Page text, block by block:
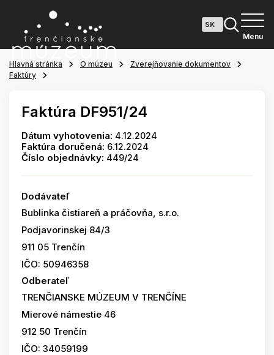
Menu
Hlavná stránka O múzeu
Zverejňovanie dokumentov
Faktúry
Faktúra DF951/24
Dátum vyhotovenia: 4.12.2024
Faktúra doručená: 6.12.2024
Číslo objednávky: 449/24
Dodávateľ
Bublinka čistiareň a práčovňa, s.r.o.
Podjavorinskej 84/3
911 05 Trenčín
IČO: 50946358
Odberateľ
TRENČIANSKE MÚZEUM V TRENČÍNE
Mierové námestie 46
912 50 Trenčín
IČO: 34059199